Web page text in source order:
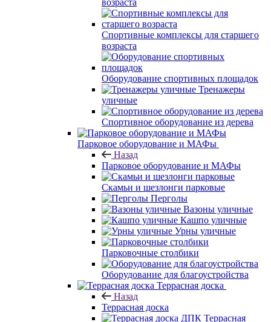
возраста
Спортивные комплексы для старшего
возраста
Оборудование спортивных площадок
Тренажеры
уличные
Спортивное оборудование из дерева
Парковое оборудование и МАФы
Назад
Парковое оборудование и МАФы
Скамьи и шезлонги парковые
Перголы
Вазоны уличные
Кашпо уличные
Урны уличные
Парковочные столбики
Оборудование для благоустройства
Террасная доска
Назад
Террасная доска
Террасная